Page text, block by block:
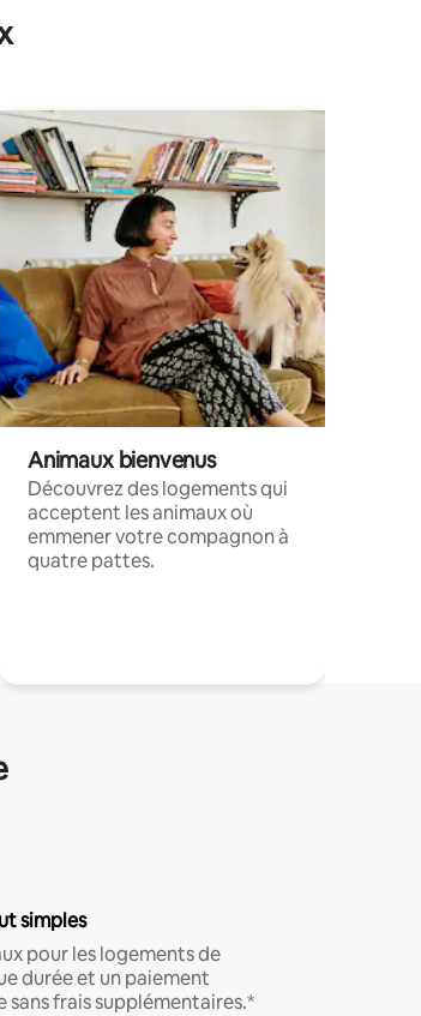
Animaux bienvenus
Découvrez des logements qui
acceptent les animaux où
emmener votre compagnon à
quatre pattes.
simples
pour les logements de
durée et un paiement
sans frais supplémentaires.*